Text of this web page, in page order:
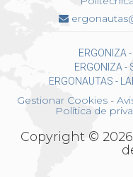
ERGONIZA
ERGONIZA
ERGONAUTAS -
Gestionar Cookies -
Política de
Copyright ©